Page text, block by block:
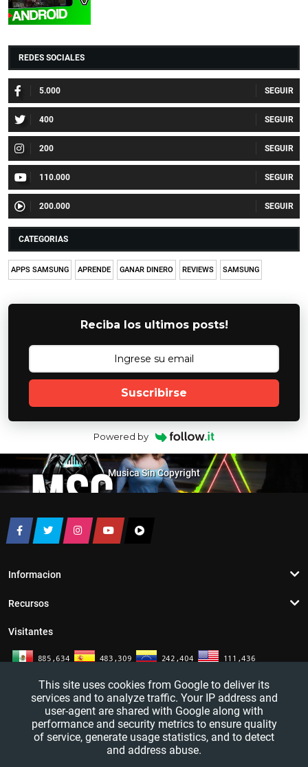
REDES SOCIALES
5.000
400
200
110.000
200.000
CATEGORIAS
APPS SAMSUNG APRENDE GANAR DINERO REVIEWS SAMSUNG
Reciba los ultimos posts!
Suscribirse
Powered by
Musica Sin Copyright
Informacion
Recursos
Visitantes
This site uses cookies from Google to deliver its
services and to analyze traffic. Your IP address and
user-agent are shared with Google along with
performance and security metrics to ensure quality
of service, generate usage statistics, and to detect
and address abuse.